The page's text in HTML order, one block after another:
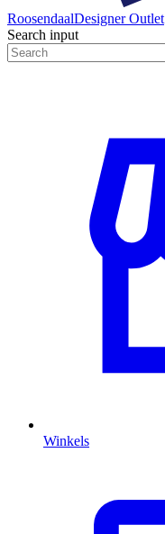
RoosendaalDesigner Outlet
Search input
Winkels